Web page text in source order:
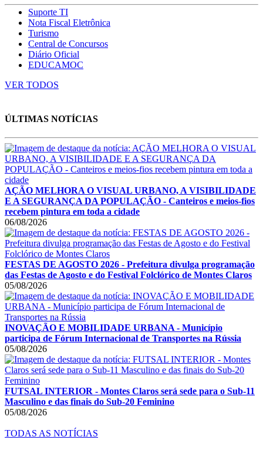
Suporte TI
Nota Fiscal Eletrônica
Turismo
Central de Concursos
Diário Oficial
EDUCAMOC
VER TODOS
ÚLTIMAS NOTÍCIAS
AÇÃO MELHORA O VISUAL URBANO, A VISIBILIDADE
E A SEGURANÇA DA POPULAÇÃO - Canteiros e meios-fios
recebem pintura em toda a cidade
06/08/2026
FESTAS DE AGOSTO 2026 - Prefeitura divulga programação
das Festas de Agosto e do Festival Folclórico de Montes Claros
05/08/2026
INOVAÇÃO E MOBILIDADE URBANA - Município
participa de Fórum Internacional de Transportes na Rússia
05/08/2026
FUTSAL INTERIOR - Montes Claros será sede para o Sub-11
Masculino e das finais do Sub-20 Feminino
05/08/2026
TODAS AS NOTÍCIAS